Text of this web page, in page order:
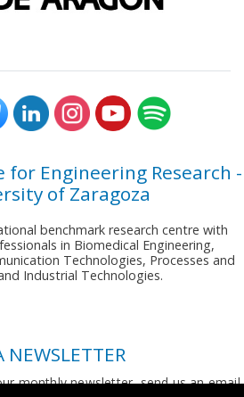
Engineering Research -
of Zaragoza
benchmark research centre with
in Biomedical Engineering,
Technologies, Processes and
Industrial Technologies.
NEWSLETTER
monthly newsletter, send us an email